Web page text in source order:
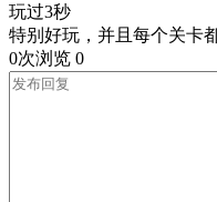
玩过3秒
特别好玩，并且每个关卡
0次浏览 0